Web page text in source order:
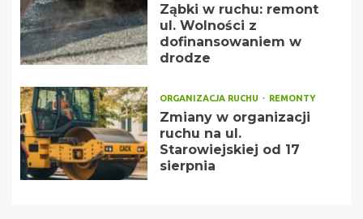
Ząbki w ruchu: remont
ul. Wolności z
dofinansowaniem w
drodze
ORGANIZACJA RUCHU REMONTY
Zmiany w organizacji
ruchu na ul.
Starowiejskiej od 17
sierpnia